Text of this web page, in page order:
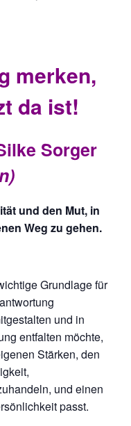
merken,
da ist!
Sorger
und den Mut, in
Weg zu gehen.
Grundlage für
und in
entfalten möchte,
Stärken, den
und einen
passt.